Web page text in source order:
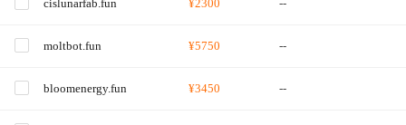
cislunarfab.fun ¥2300 --
moltbot.fun ¥5750 --
bloomenergy.fun ¥3450 --